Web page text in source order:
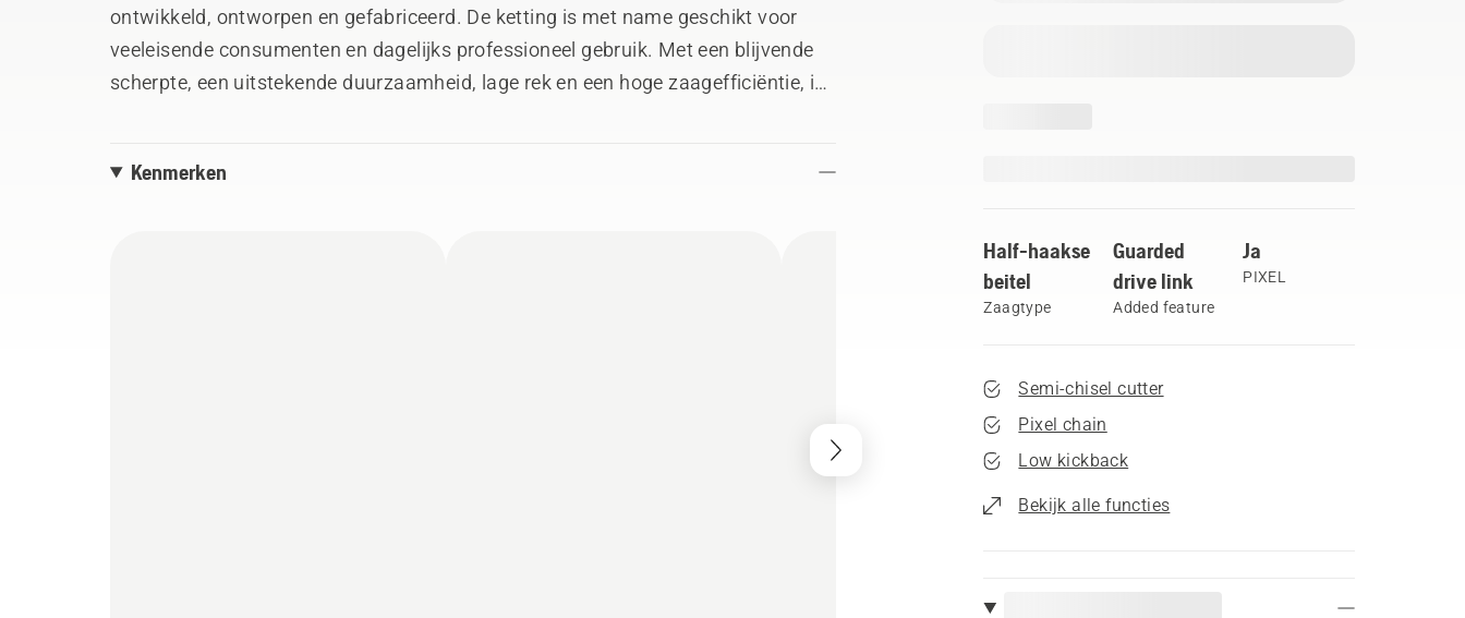
Half-haakse
beitel
Zaagtype
Guarded
drive link
Added feature
Ja
PIXEL
Semi-chisel cutter
Pixel chain
Low kickback
Bekijk alle functies
ontwikkeld, ontworpen en gefabriceerd. De ketting is met name geschikt voor
veeleisende consumenten en dagelijks professioneel gebruik. Met een blijvende
scherpte, een uitstekende duurzaamheid, lage rek en een hoge zaagefficiëntie, is
Kenmerken